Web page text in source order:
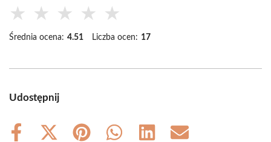
★ ★ ★ ★ ★
Średnia ocena: 4.51 Liczba ocen: 17
Udostępnij
Share
Share
Share
Share
Share
Share